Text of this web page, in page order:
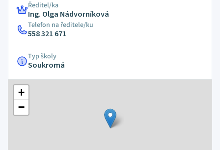
Ředitel/ka
Ing. Olga Nádvorníková
Telefon na ředitele/ku
558 321 671
Typ školy
Soukromá
+
−